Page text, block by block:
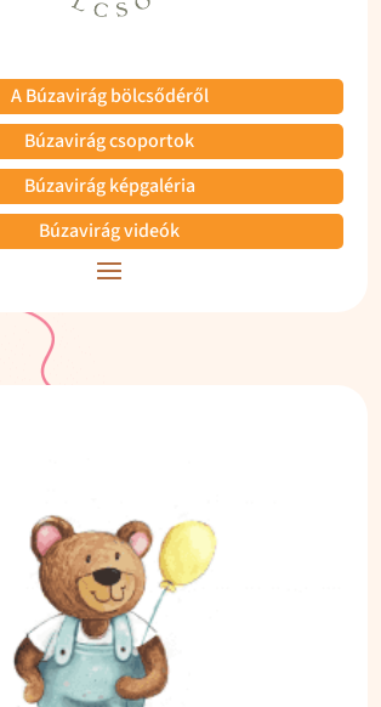
A Búzavirág bölcsődéről
Búzavirág csoportok
Búzavirág képgaléria
Búzavirág videók